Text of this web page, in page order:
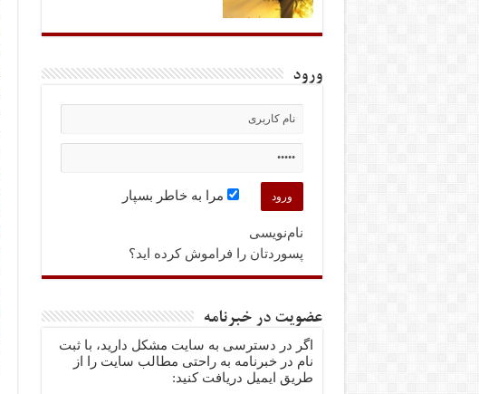
ورود
مرا به خاطر بسپار
نام‌نویسی
پسوردتان را فراموش کرده اید؟
عضویت در خبرنامه
اگر در دسترسی به سایت مشکل دارید، با ثبت
نام در خبرنامه به راحتی مطالب سایت را از
طریق ایمیل دریافت کنید: